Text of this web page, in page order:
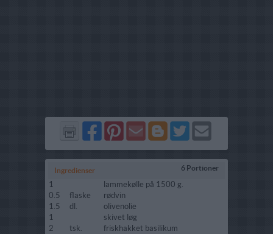
Del
på
Facebook
Del
på
Pinterest
Send
via
GMail
Del
på
Blogger
Del
på
Twitter
Send
Ingredienser 6 Portioner
1
lammekølle på 1500 g.
0.5
flaske
rødvin
1.5
dl.
olivenolie
1
skivet løg
2
tsk.
friskhakket basilikum